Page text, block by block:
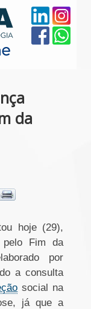
da
hoje (29),
Fim da
por
a consulta
social na
já que a